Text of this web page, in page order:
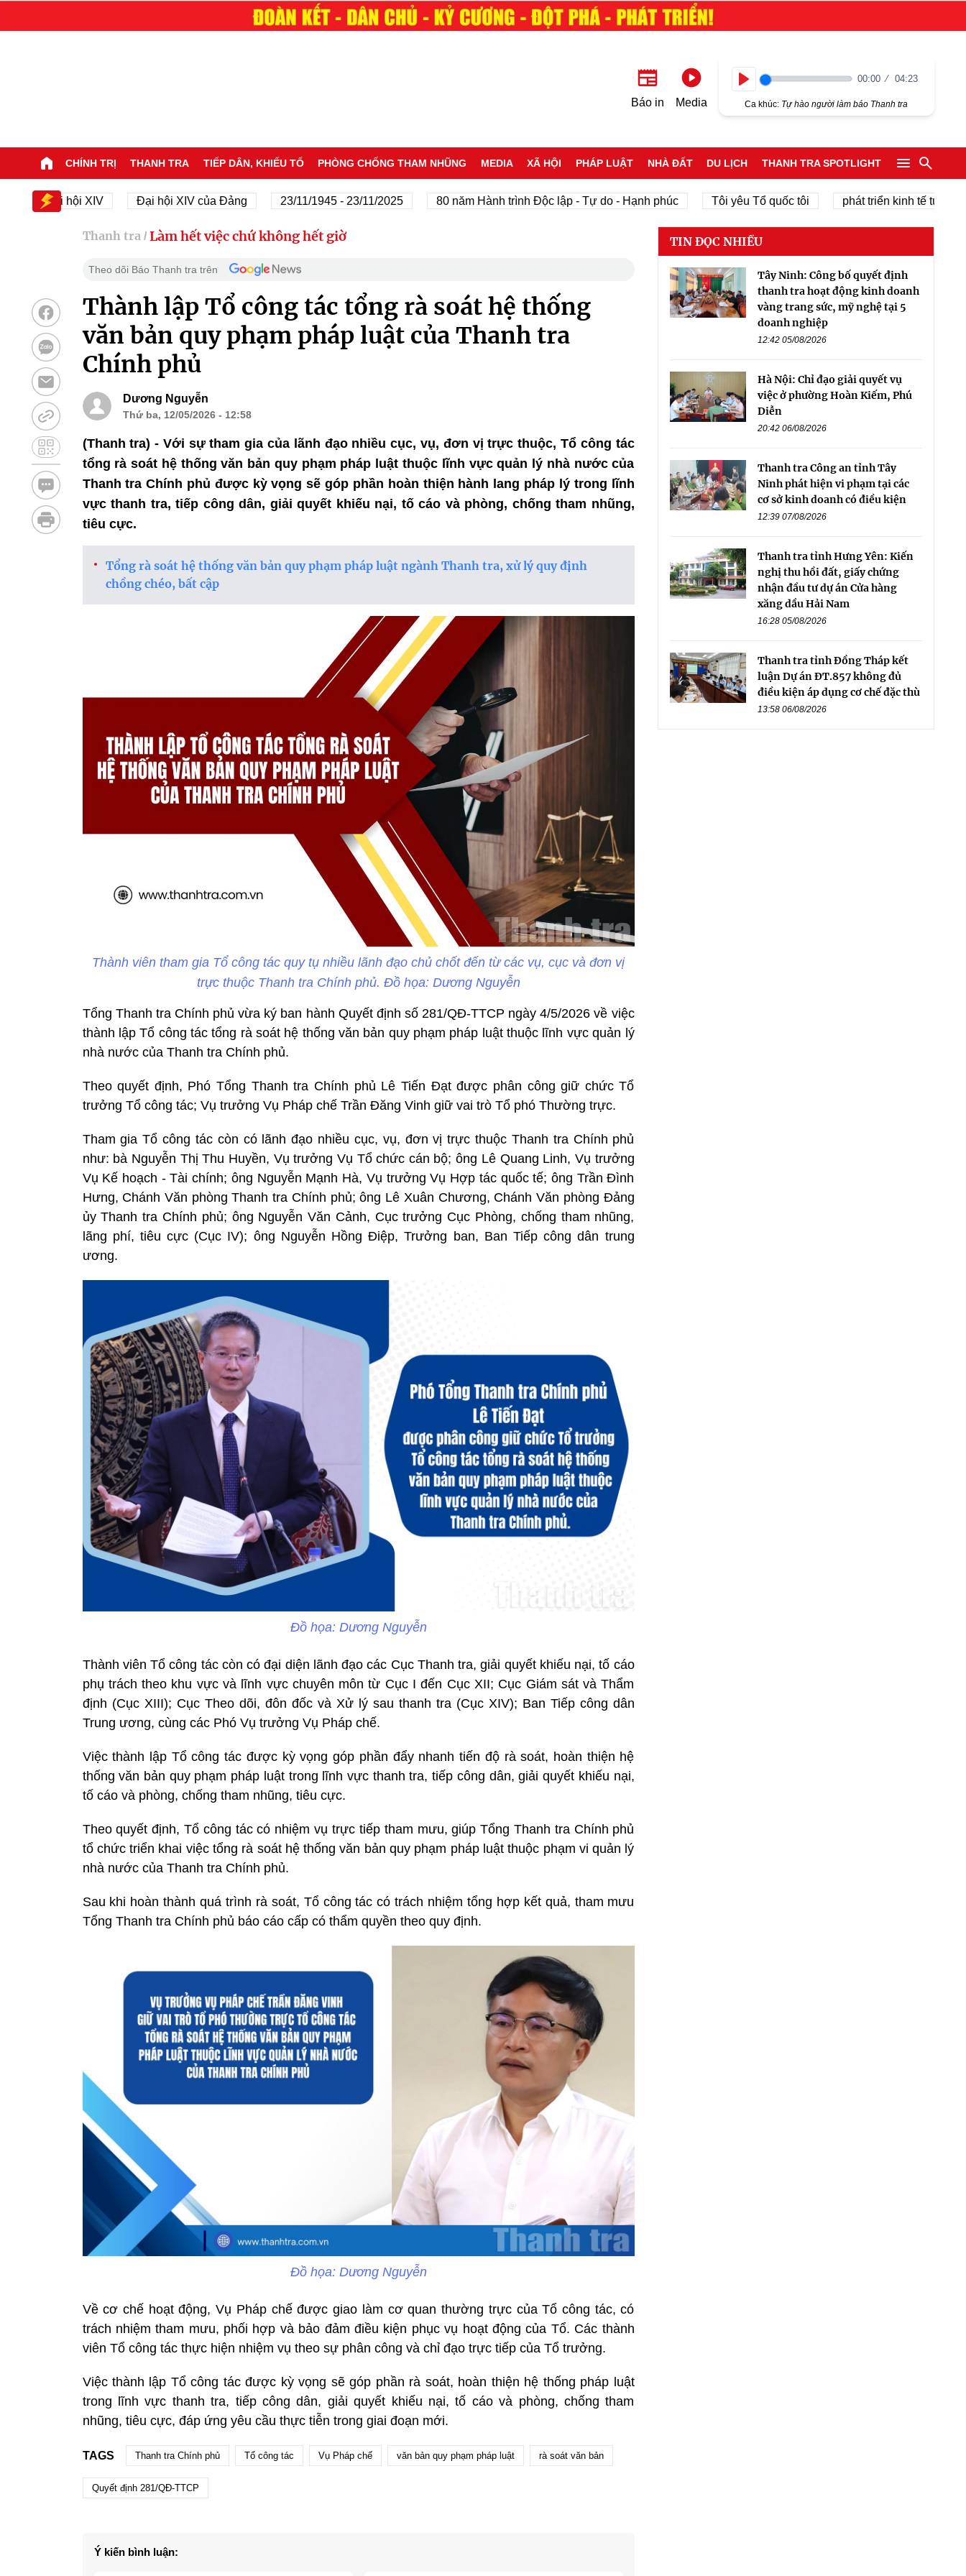
Báo in Media
00:00 04:23
Ca khúc: Tự hào người làm báo Thanh tra
CHÍNH TRỊ THANH TRA TIẾP DÂN, KHIẾU TỐ PHÒNG CHỐNG THAM NHŨNG MEDIA XÃ HỘI PHÁP LUẬT NHÀ ĐẤT DU LỊCH THANH TRA SPOTLIGHT
Đại hội XIV Đại hội XIV của Đảng 23/11/1945 - 23/11/2025 80 năm Hành trình Độc lập - Tự do - Hạnh phúc Tôi yêu Tổ quốc tôi phát triển kinh tế tư nhân
Thanh tra / Làm hết việc chứ không hết giờ
Theo dõi Báo Thanh tra trên
Thành lập Tổ công tác tổng rà soát hệ thống
văn bản quy phạm pháp luật của Thanh tra
Chính phủ
Dương Nguyễn
Thứ ba, 12/05/2026 - 12:58
(Thanh tra) - Với sự tham gia của lãnh đạo nhiều cục, vụ, đơn vị trực thuộc, Tổ công tác
tổng rà soát hệ thống văn bản quy phạm pháp luật thuộc lĩnh vực quản lý nhà nước của
Thanh tra Chính phủ được kỳ vọng sẽ góp phần hoàn thiện hành lang pháp lý trong lĩnh
vực thanh tra, tiếp công dân, giải quyết khiếu nại, tố cáo và phòng, chống tham nhũng,
tiêu cực.
Tổng rà soát hệ thống văn bản quy phạm pháp luật ngành Thanh tra, xử lý quy định
chồng chéo, bất cập
Thành viên tham gia Tổ công tác quy tụ nhiều lãnh đạo chủ chốt đến từ các vụ, cục và đơn vị
trực thuộc Thanh tra Chính phủ. Đồ họa: Dương Nguyễn
Tổng Thanh tra Chính phủ vừa ký ban hành Quyết định số 281/QĐ-TTCP ngày 4/5/2026 về việc
thành lậpTổ công tác tổng rà soát hệ thống văn bản quy phạm pháp luật thuộc lĩnh vực quản lý
nhà nước của Thanh tra Chính phủ.
Theo quyết định, Phó Tổng Thanh tra Chính phủ Lê Tiến Đạt được phân công giữ chức Tổ
trưởng Tổ công tác; Vụ trưởng Vụ Pháp chế Trần Đăng Vinh giữ vai trò Tổ phó Thường trực.
Tham gia Tổ công tác còn có lãnh đạo nhiều cục, vụ, đơn vị trực thuộc Thanh tra Chính phủ
như: bà Nguyễn Thị Thu Huyền, Vụ trưởng Vụ Tổ chức cán bộ; ông Lê Quang Linh, Vụ trưởng
Vụ Kế hoạch - Tài chính; ông Nguyễn Mạnh Hà, Vụ trưởng Vụ Hợp tác quốc tế; ông Trần Đình
Hưng, Chánh Văn phòng Thanh tra Chính phủ; ông Lê Xuân Chương, Chánh Văn phòng Đảng
ủy Thanh tra Chính phủ; ông Nguyễn Văn Cảnh, Cục trưởng Cục Phòng, chống tham nhũng,
lãng phí, tiêu cực (Cục IV); ông Nguyễn Hồng Điệp, Trưởng ban, Ban Tiếp công dân trung
ương.
Đồ họa: Dương Nguyễn
Thành viên Tổ công tác còn có đại diện lãnh đạo các Cục Thanh tra, giải quyết khiếu nại, tố cáo
phụ trách theo khu vực và lĩnh vực chuyên môn từ Cục I đến Cục XII; Cục Giám sát và Thẩm
định (Cục XIII); Cục Theo dõi, đôn đốc và Xử lý sau thanh tra (Cục XIV); Ban Tiếp công dân
Trung ương, cùng các Phó Vụ trưởng Vụ Pháp chế.
Việc thành lập Tổ công tác được kỳ vọng góp phần đẩy nhanh tiến độ rà soát, hoàn thiện hệ
thống văn bản quy phạm pháp luật trong lĩnh vực thanh tra, tiếp công dân, giải quyết khiếu nại,
tố cáo và phòng, chống tham nhũng, tiêu cực.
Theo quyết định, Tổ công tác có nhiệm vụ trực tiếp tham mưu, giúp Tổng Thanh tra Chính phủ
tổ chức triển khai việc tổng rà soát hệ thống văn bản quy phạm pháp luật thuộc phạm vi quản lý
nhà nước của Thanh tra Chính phủ.
Sau khi hoàn thành quá trình rà soát, Tổ công tác có trách nhiệm tổng hợp kết quả, tham mưu
Tổng Thanh tra Chính phủ báo cáo cấp có thẩm quyền theo quy định.
Đồ họa: Dương Nguyễn
Về cơ chế hoạt động, Vụ Pháp chế được giao làm cơ quan thường trực của Tổ công tác, có
trách nhiệm tham mưu, phối hợp và bảo đảm điều kiện phục vụ hoạt động của Tổ. Các thành
viên Tổ công tác thực hiện nhiệm vụ theo sự phân công và chỉ đạo trực tiếp của Tổ trưởng.
Việc thành lập Tổ công tác được kỳ vọng sẽ góp phần rà soát, hoàn thiện hệ thống pháp luật
trong lĩnh vực thanh tra, tiếp công dân, giải quyết khiếu nại, tố cáo và phòng, chống tham
nhũng, tiêu cực, đáp ứng yêu cầu thực tiễn trong giai đoạn mới.
TAGS Thanh tra Chính phủ Tổ công tác Vụ Pháp chế văn bản quy phạm pháp luật rà soát văn bản
Quyết định 281/QĐ-TTCP
Ý kiến bình luận:
TIN ĐỌC NHIỀU
Tây Ninh: Công bố quyết định
thanh tra hoạt động kinh doanh
vàng trang sức, mỹ nghệ tại 5
doanh nghiệp
12:42 05/08/2026
Hà Nội: Chỉ đạo giải quyết vụ
việc ở phường Hoàn Kiếm, Phú
Diễn
20:42 06/08/2026
Thanh tra Công an tỉnh Tây
Ninh phát hiện vi phạm tại các
cơ sở kinh doanh có điều kiện
12:39 07/08/2026
Thanh tra tỉnh Hưng Yên: Kiến
nghị thu hồi đất, giấy chứng
nhận đầu tư dự án Cửa hàng
xăng dầu Hải Nam
16:28 05/08/2026
Thanh tra tỉnh Đồng Tháp kết
luận Dự án ĐT.857 không đủ
điều kiện áp dụng cơ chế đặc thù
13:58 06/08/2026